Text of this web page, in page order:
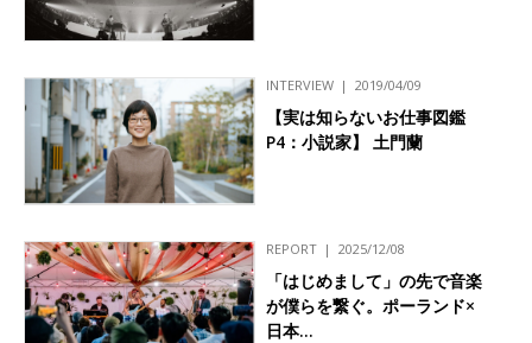
INTERVIEW 2019/04/09
【実は知らないお仕事図鑑
P4：小説家】 土門蘭
REPORT 2025/12/08
「はじめまして」の先で音楽
が僕らを繋ぐ。ポーランド×
日本…